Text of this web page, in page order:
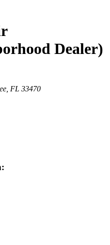
Dealer)
FL 33470